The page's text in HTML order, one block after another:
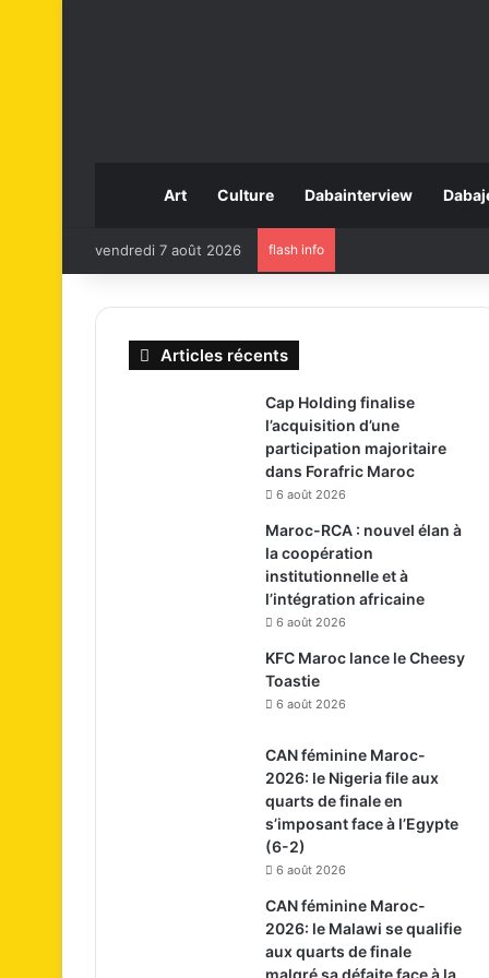
Art Culture Dabainterview
vendredi 7 août 2026 flash info
Articles récents
Cap Holding finalise
l’acquisition d’une
participation majoritaire
dans Forafric Maroc
6 août 2026
Maroc-RCA : nouvel élan à
la coopération
institutionnelle et à
l’intégration africaine
6 août 2026
KFC Maroc lance le Cheesy
Toastie
6 août 2026
CAN féminine Maroc-
2026: le Nigeria file aux
quarts de finale en
s’imposant face à l’Egypte
(6-2)
6 août 2026
CAN féminine Maroc-
2026: le Malawi se qualifie
aux quarts de finale
malgré sa défaite face à la